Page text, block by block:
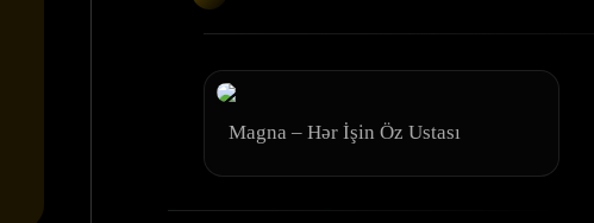
Magna – Hər İşin Öz Ustası